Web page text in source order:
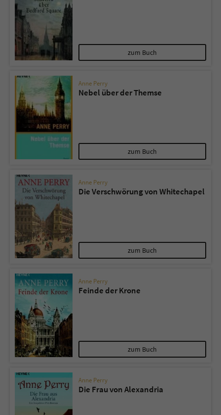
zum Buch
Anne Perry
Nebel über der Themse
zum Buch
Anne Perry
Die Verschwörung von Whitechapel
zum Buch
Anne Perry
Feinde der Krone
zum Buch
Anne Perry
Die Frau von Alexandria